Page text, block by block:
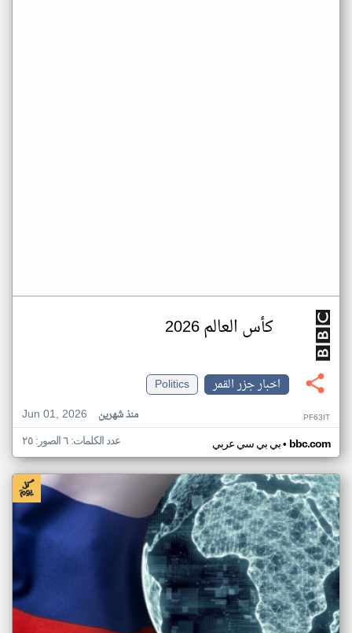
كأس العالم 2026
اخبار جزر القمر
Politics
Jun 01, 2026
منذ شهرين PF63IT
بي بي سي عربي• bbc.com عدد الكلمات: ٦ الصور: ٢٥